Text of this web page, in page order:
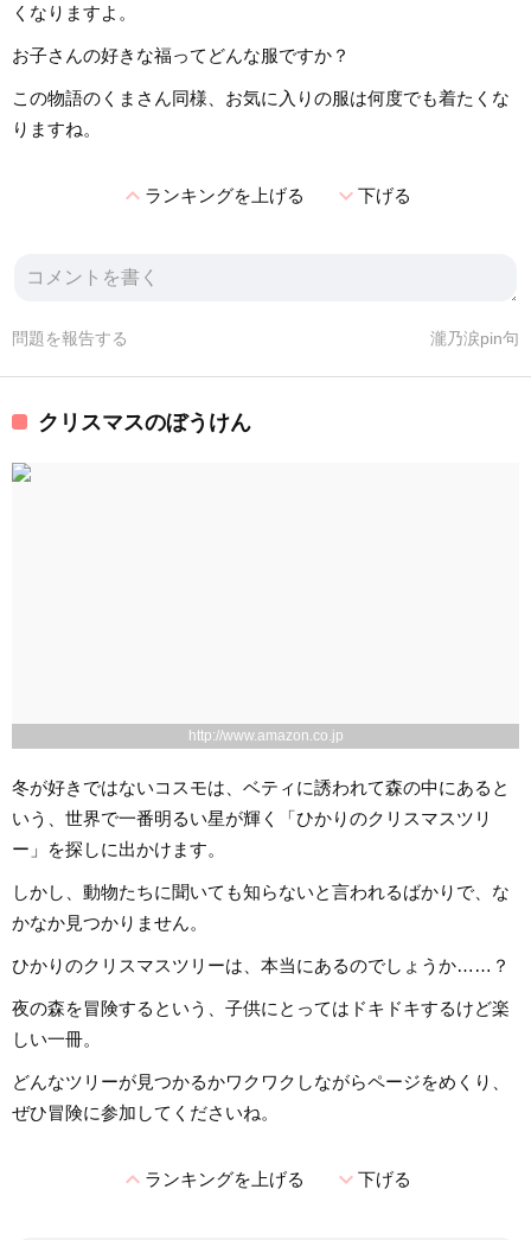
くなりますよ。
お子さんの好きな福ってどんな服ですか？
この物語のくまさん同様、お気に入りの服は何度でも着たくな
りますね。
expand_lessランキングを上げる expand_more下げる
瀧乃涙pin句
問題を報告する
クリスマスのぼうけん
http://www.amazon.co.jp
冬が好きではないコスモは、ベティに誘われて森の中にあると
いう、世界で一番明るい星が輝く「ひかりのクリスマスツリ
ー」を探しに出かけます。
しかし、動物たちに聞いても知らないと言われるばかりで、な
かなか見つかりません。
ひかりのクリスマスツリーは、本当にあるのでしょうか……？
夜の森を冒険するという、子供にとってはドキドキするけど楽
しい一冊。
どんなツリーが見つかるかワクワクしながらページをめくり、
ぜひ冒険に参加してくださいね。
expand_lessランキングを上げる expand_more下げる